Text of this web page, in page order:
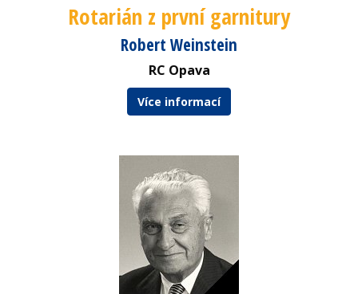
Rotarián z první garnitury
Robert Weinstein
RC Opava
Více informací